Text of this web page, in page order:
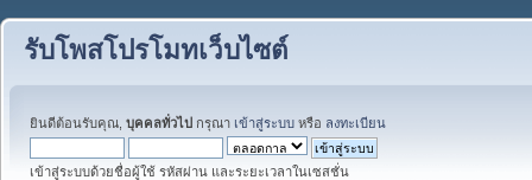
รับโพสโปรโมทเว็บไซต์
ยินดีต้อนรับคุณ, บุคคลทั่วไป กรุณา เข้าสู่ระบบ หรือ ลงทะเบียน
เข้าสู่ระบบด้วยชื่อผู้ใช้ รหัสผ่าน และระยะเวลาในเซสชั่น